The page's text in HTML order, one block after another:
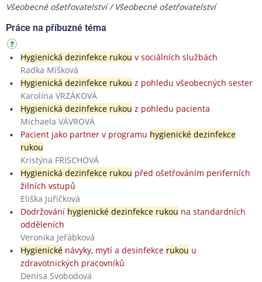
Všeobecné ošetřovatelství / Všeobecné ošetřovatelství
Práce na příbuzné téma
Hygienická dezinfekce rukou v sociálních službách
Radka Míšková
Hygienická dezinfekce rukou z pohledu všeobecných sester
Karolína VRZÁKOVÁ
Hygienická dezinfekce rukou z pohledu pacienta
Michaela VÁVROVÁ
Pacient jako partner v programu hygienické dezinfekce
rukou
Kristýna FRISCHOVÁ
Hygienická dezinfekce rukou před ošetřováním periferních
žilních vstupů
Eliška Juříčková
Dodržování hygienické dezinfekce rukou na standardních
odděleních
Veronika Jeřábková
Hygienickénávyky, mytí a desinfekce rukou u
zdravotnických pracovníků
Denisa Svobodová